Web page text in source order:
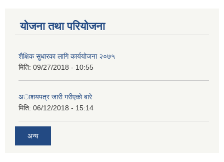
योजना तथा परियोजना
शैक्षिक सुधारका लागि कार्ययोजना २०७५
मिति: 09/27/2018 - 10:55
अाशयपत्र जारी गरीएकाे बारे
मिति: 06/12/2018 - 15:14
अन्य